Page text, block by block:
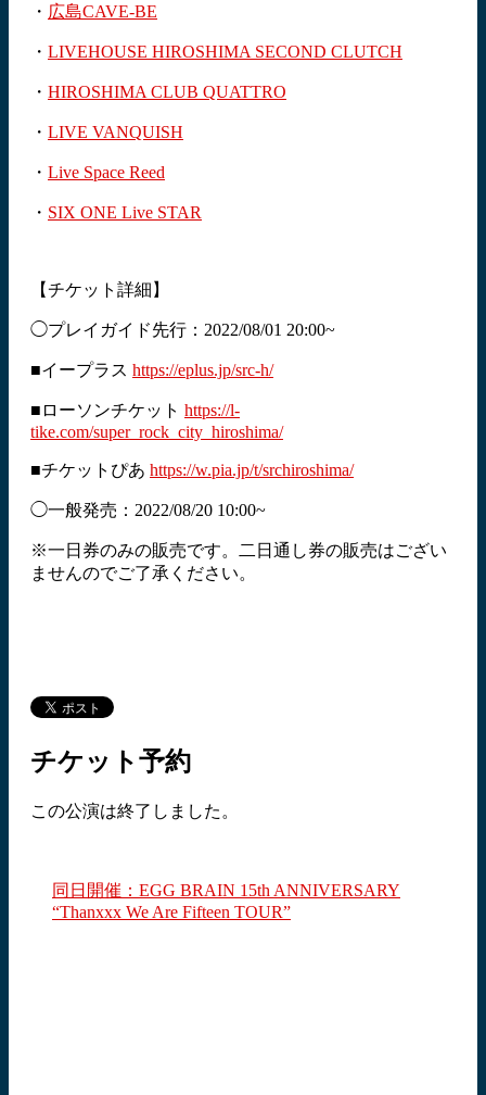
・ 広島CAVE-BE
・ LIVEHOUSE HIROSHIMA SECOND CLUTCH
・ HIROSHIMA CLUB QUATTRO
・ LIVE VANQUISH
・ Live Space Reed
・ SIX ONE Live STAR
【チケット詳細】
◯プレイガイド先行：2022/08/01 20:00~
■イープラス https://eplus.jp/src-h/
■ローソンチケット https://l-
tike.com/super_rock_city_hiroshima/
■チケットぴあ https://w.pia.jp/t/srchiroshima/
◯一般発売：2022/08/20 10:00~
※一日券のみの販売です。二日通し券の販売はござい
ませんのでご了承ください。
チケット予約
この公演は終了しました。
同日開催：EGG BRAIN 15th ANNIVERSARY
“Thanxxx We Are Fifteen TOUR”